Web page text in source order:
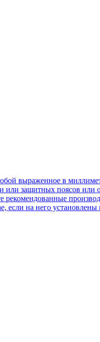
выраженное в
или защитных поясов или
рекомендованные
если на него